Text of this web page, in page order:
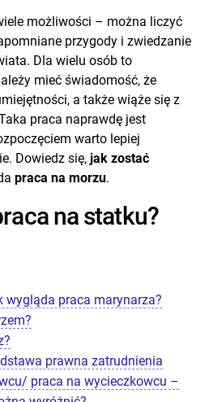
możliwości – można liczyć
przygody i zwiedzanie
Dla wielu osób to
mieć świadomość, że
a także wiąże się z
praca naprawdę jest
warto lepiej
Dowiedz się, jak zostać
praca na morzu.
na statku?
wygląda praca marynarza?
prawna zatrudnienia
praca na wycieczkowcu –